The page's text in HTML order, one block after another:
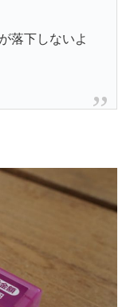
落下しないよ